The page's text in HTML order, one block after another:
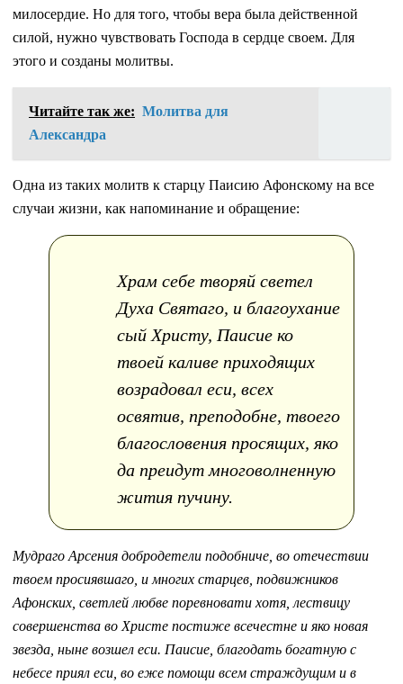
милосердие. Но для того, чтобы вера была действенной
силой, нужно чувствовать Господа в сердце своем. Для
этого и созданы молитвы.
Читайте так же: Молитва для
Александра
Одна из таких молитв к старцу Паисию Афонскому на все
случаи жизни, как напоминание и обращение:
Храм себе творяй светел
Духа Святаго, и благоухание
сый Христу, Паисие ко
твоей каливе приходящих
возрадовал еси, всех
освятив, преподобне, твоего
благословения просящих, яко
да преидут многоволненную
жития пучину.
Мудраго Арсения добродетели подобниче, во отечествии
твоем просиявшаго, и многих старцев, подвижников
Афонских, светлей любве поревновати хотя, лествицу
совершенства во Христе постиже всечестне и яко новая
звезда, ныне возшел еси. Паисие, благодать богатную с
небесе приял еси, во еже помощи всем страждущим и в